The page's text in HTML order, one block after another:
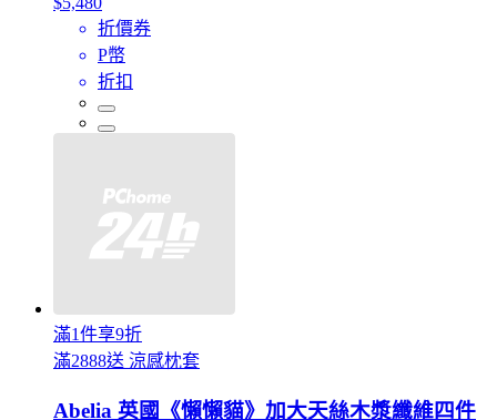
折價券
P幣
折扣
滿1件享9折
滿2888送 涼感枕套
Abelia 英國《懶懶貓》加大天絲木漿纖維四件